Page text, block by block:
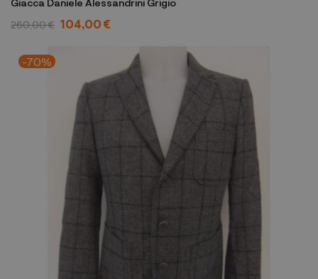
Giacca Daniele Alessandrini Grigio
260,00 € 104,00 €
-70%